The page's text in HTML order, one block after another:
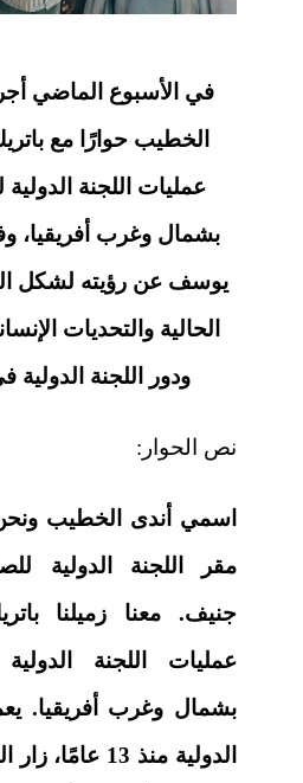
في الأسبوع الماضي
الخطيب حوارًا مع
عمليات اللجنة
بشمال وغرب أفريقيا،
يوسف عن رؤيته لشكل
الحالية والتحديات
ودور اللجنة الدولية
نص الحوار:
اسمي أندى الخطيب
مقر اللجنة الدولية
جنيف. معنا زميلنا
عمليات اللجنة
بشمال وغرب أفريقيا.
الدولية منذ 13